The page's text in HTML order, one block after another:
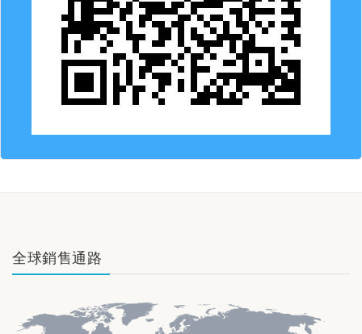
全球銷售通路